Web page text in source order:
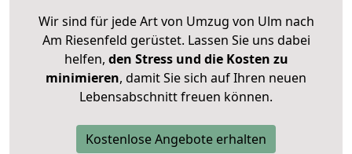
Wir sind für jede Art von Umzug von Ulm nach
Am Riesenfeld gerüstet. Lassen Sie uns dabei
helfen, den Stress und die Kosten zu
minimieren, damit Sie sich auf Ihren neuen
Lebensabschnitt freuen können.
Kostenlose Angebote erhalten